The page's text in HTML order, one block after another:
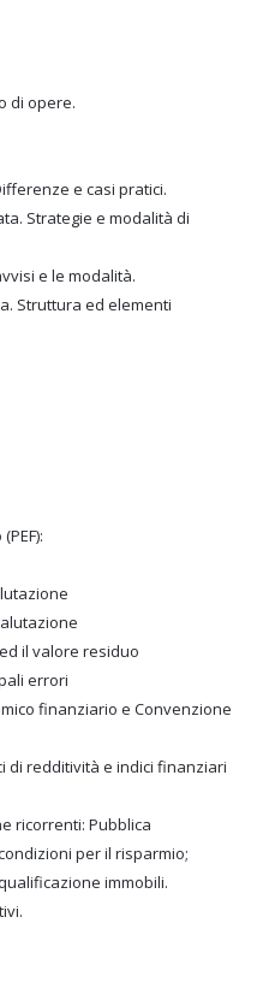
di opere.
e casi pratici.
Strategie e modalità di
e le modalità.
Struttura ed elementi
il valore residuo
errori
finanziario e Convenzione
di redditività e indici finanziari
ricorrenti: Pubblica
per il risparmio;
immobili.